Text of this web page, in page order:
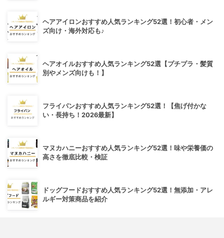
ヘアアイロンおすすめ人気ランキング52選！初心者・メン
ズ向け・海外対応も♪
ヘアオイルおすすめ人気ランキング52選【プチプラ・髪質
別やメンズ向けも！】
フライパンおすすめ人気ランキング52選！【焦げ付かな
い・長持ち！2026最新】
マヌカハニーおすすめ人気ランキング52選！味や栄養価の
高さを徹底比較・検証
ドッグフードおすすめ人気ランキング52選！無添加・アレ
ルギー対策商品を紹介